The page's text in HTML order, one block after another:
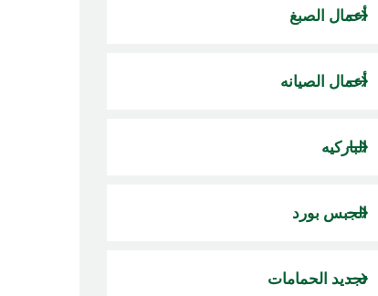
أعمال الصبغ
أعمال الصيانه
الباركيه
الجبس بورد
تجديد الحمامات